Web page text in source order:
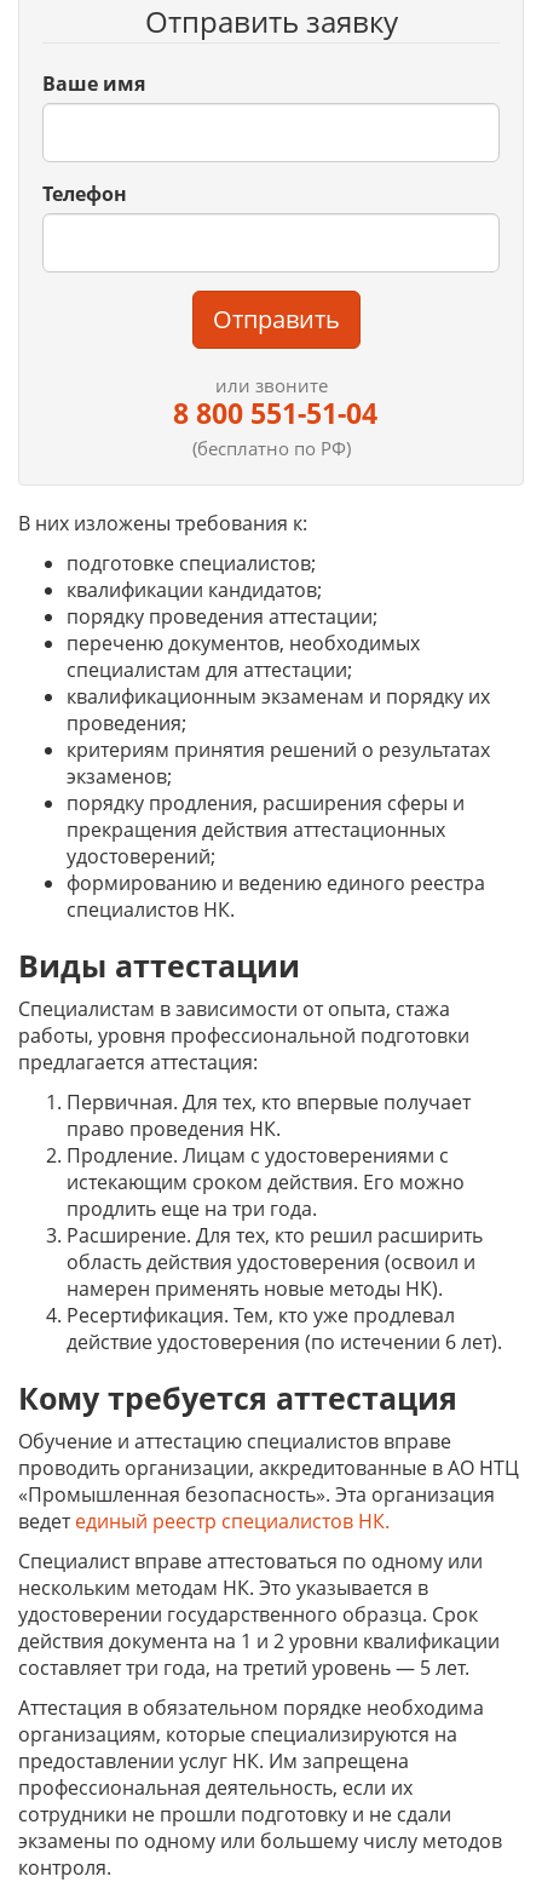
Отправить заявку
Ваше имя
Телефон
Отправить
или звоните
8 800 551-51-04
(бесплатно по РФ)
В них изложены требования к:
подготовке специалистов;
квалификации кандидатов;
порядку проведения аттестации;
переченю документов, необходимых
специалистам для аттестации;
квалификационным экзаменам и порядку их
проведения;
критериям принятия решений о результатах
экзаменов;
порядку продления, расширения сферы и
прекращения действия аттестационных
удостоверений;
формированию и ведению единого реестра
специалистов НК.
Виды аттестации
Специалистам в зависимости от опыта, стажа
работы, уровня профессиональной подготовки
предлагается аттестация:
Первичная. Для тех, кто впервые получает
право проведения НК.
Продление. Лицам с удостоверениями с
истекающим сроком действия. Его можно
продлить еще на три года.
Расширение. Для тех, кто решил расширить
область действия удостоверения (освоил и
намерен применять новые методы НК).
Ресертификация. Тем, кто уже продлевал
действие удостоверения (по истечении 6 лет).
Кому требуется аттестация
Обучение и аттестацию специалистов вправе
проводить организации, аккредитованные в АО НТЦ
«Промышленная безопасность». Эта организация
ведетединый реестр специалистов НК.
Специалист вправе аттестоваться по одному или
нескольким методам НК. Это указывается в
удостоверении государственного образца. Срок
действия документа на 1 и 2 уровни квалификации
составляет три года, на третий уровень — 5 лет.
Аттестация в обязательном порядке необходима
организациям, которые специализируются на
предоставлении услуг НК. Им запрещена
профессиональная деятельность, если их
сотрудники не прошли подготовку и не сдали
экзамены по одному или большему числу методов
контроля.